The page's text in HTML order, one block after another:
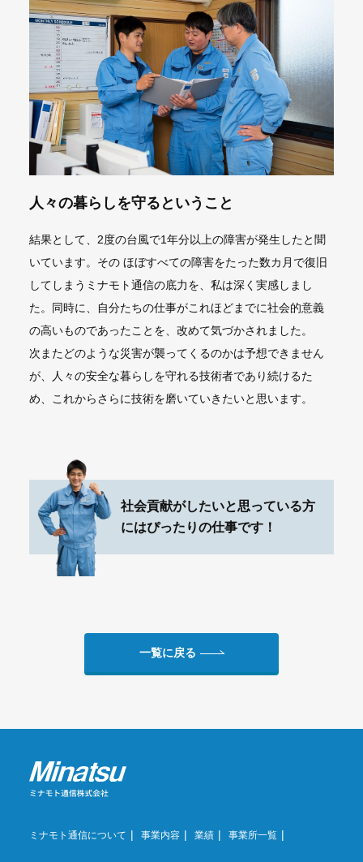
人々の暮らしを守るということ
結果として、2度の台風で1年分以上の障害が発生したと聞
いています。その ほぼすべての障害をたった数カ月で復旧
してしまうミナモト通信の底力を、私は深く実感しまし
た。同時に、自分たちの仕事がこれほどまでに社会的意義
の高いものであったことを、改めて気づかされました。
次またどのような災害が襲ってくるのかは予想できません
が、人々の安全な暮らしを守れる技術者であり続けるた
め、これからさらに技術を磨いていきたいと思います。
社会貢献がしたいと思っている方
にはぴったりの仕事です！
一覧に戻る
ミナモト通信について 事業内容 業績 事業所一覧